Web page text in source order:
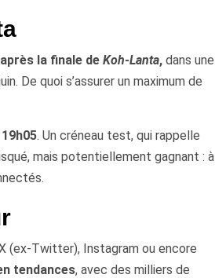
la finale de Koh-Lanta,dans une
De quoi s’assurer un maximum de
. Un créneau test, qui rappelle
mais potentiellement gagnant : à
(ex-Twitter), Instagram ou encore
tendances, avec des milliers de